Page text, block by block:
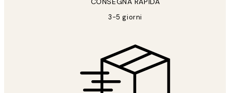
3-5 giorni